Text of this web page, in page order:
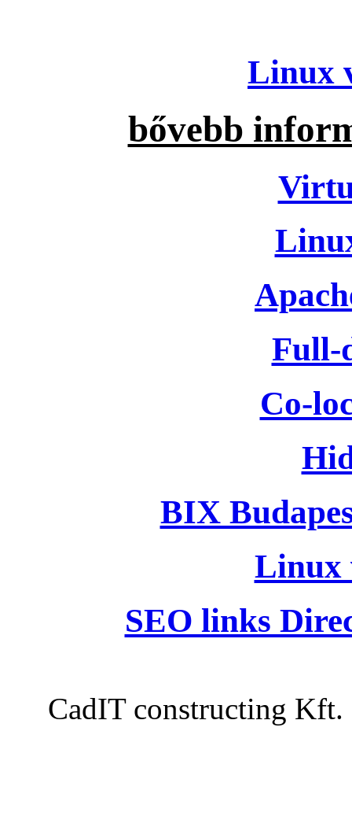
Linux
bővebb
Full-
Co-
BIX
Linux
SEO links
CadIT constructing